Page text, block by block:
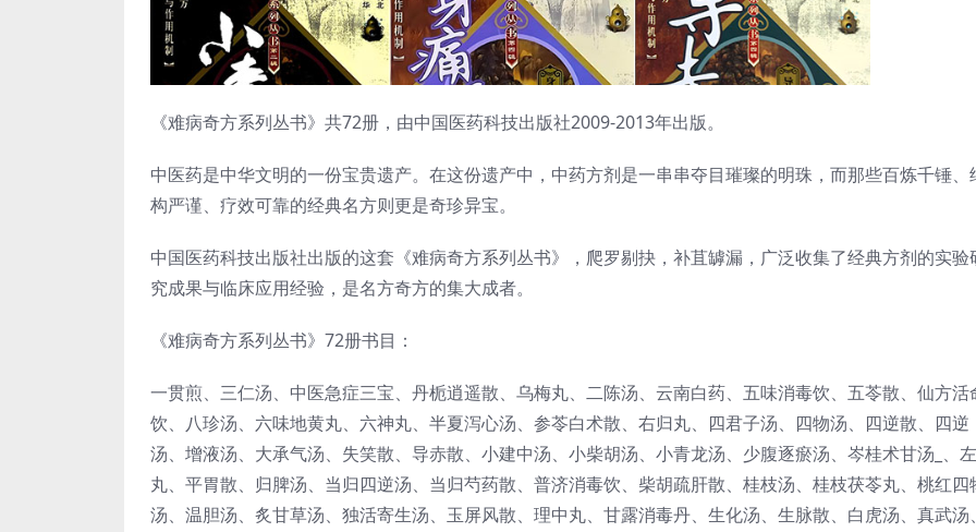
《难病奇方系列丛书》共72册，由中国医药科技出版社2009-2013年出版。
中医药是中华文明的一份宝贵遗产。在这份遗产中，中药方剂是一串串夺目璀璨的明珠，而那些百炼千锤、
构严谨、疗效可靠的经典名方则更是奇珍异宝。
中国医药科技出版社出版的这套《难病奇方系列丛书》，爬罗剔抉，补苴罅漏，广泛收集了经典方剂的实验
究成果与临床应用经验，是名方奇方的集大成者。
《难病奇方系列丛书》72册书目：
一贯煎、三仁汤、中医急症三宝、丹栀逍遥散、乌梅丸、二陈汤、云南白药、五味消毒饮、五苓散、仙方活
饮、八珍汤、六味地黄丸、六神丸、半夏泻心汤、参苓白术散、右归丸、四君子汤、四物汤、四逆散、四逆
汤、增液汤、大承气汤、失笑散、导赤散、小建中汤、小柴胡汤、小青龙汤、少腹逐瘀汤、岑桂术甘汤_、
丸、平胃散、归脾汤、当归四逆汤、当归芍药散、普济消毒饮、柴胡疏肝散、桂枝汤、桂枝茯苓丸、桃红四
汤、温胆汤、炙甘草汤、独活寄生汤、玉屏风散、理中丸、甘露消毒丹、生化汤、生脉散、白虎汤、真武汤、